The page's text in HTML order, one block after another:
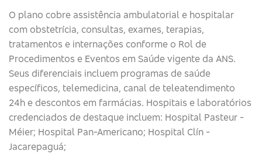
O plano cobre assistência ambulatorial e hospitalar
com obstetrícia, consultas, exames, terapias,
tratamentos e internações conforme o Rol de
Procedimentos e Eventos em Saúde vigente da ANS.
Seus diferenciais incluem programas de saúde
específicos, telemedicina, canal de teleatendimento
24h e descontos em farmácias. Hospitais e laboratórios
credenciados de destaque incluem: Hospital Pasteur -
Méier; Hospital Pan-Americano; Hospital Clín -
Jacarepaguá;